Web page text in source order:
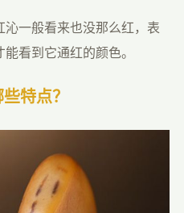
一般看来也没那么红，表
看到它通红的颜色。
特点？